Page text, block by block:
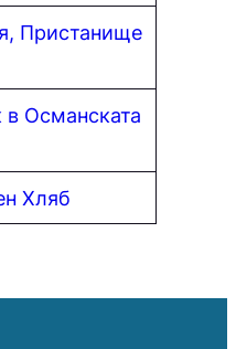
Пристанище
Османската
Хляб